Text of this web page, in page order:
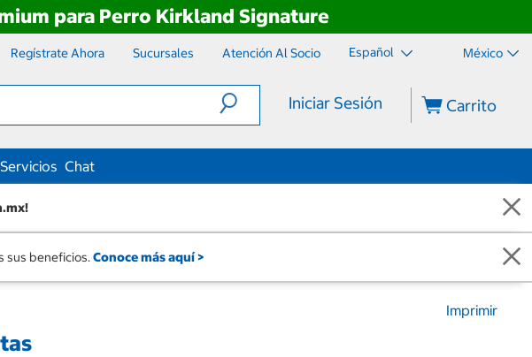
para Perro Kirkland Signature
Regístrate Ahora Sucursales Atención Al Socio Español México
Iniciar Sesión Carrito
Servicios Chat
sus beneficios. Conoce más aquí >
Imprimir